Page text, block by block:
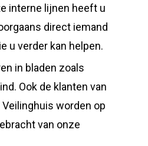
interne lijnen heeft u
direct iemand
u verder kan helpen.
in bladen zoals
Ook de klanten van
worden op
van onze